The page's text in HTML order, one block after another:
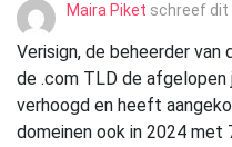
Maira Piket schreef dit
Verisign, de beheerder
de .com TLD de afgelopen
verhoogd en heeft
domeinen ook in 2024 met